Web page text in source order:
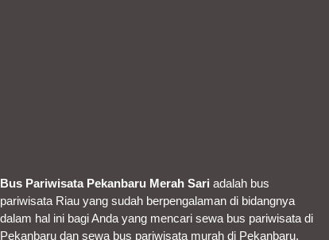
Bus Pariwisata Pekanbaru Merah Sari adalah bus
pariwisata Riau yang sudah berpengalaman di bidangnya
dalam hal ini bagi Anda yang mencari sewa bus pariwisata di
Pekanbaru dan sewa bus pariwisata murah di Pekanbaru.